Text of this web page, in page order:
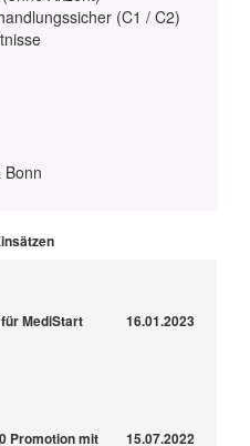
(C1 / C2)
Bonn
MediStart
16.01.2023
Promotion mit
15.07.2022